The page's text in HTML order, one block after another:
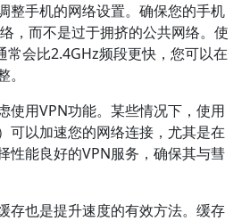
整手机的网络设置。确保您的手机
，而不是过于拥挤的公共网络。使
常会比2.4GHz频段更快，您可以在
使用VPN功能。某些情况下，使用
可以加速您的网络连接，尤其是在
性能良好的VPN服务，确保其与彗
存也是提升速度的有效方法。缓存